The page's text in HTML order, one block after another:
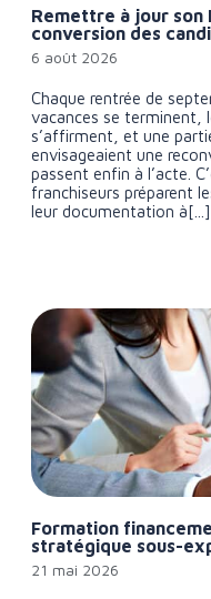
Remettre à jour son
conversion des
6 août 2026
Chaque rentrée de
vacances se terminent,
s’affirment, et une
envisageaient une
passent enfin à l’acte.
franchiseurs préparent
leur documentation à[...]
Formation
stratégique sous-
21 mai 2026